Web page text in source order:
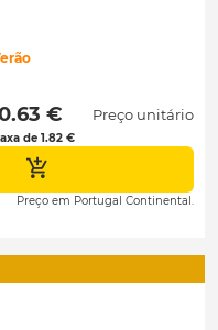
€
de 1.82 €
Preço unitário
Preço em Portugal Continental.